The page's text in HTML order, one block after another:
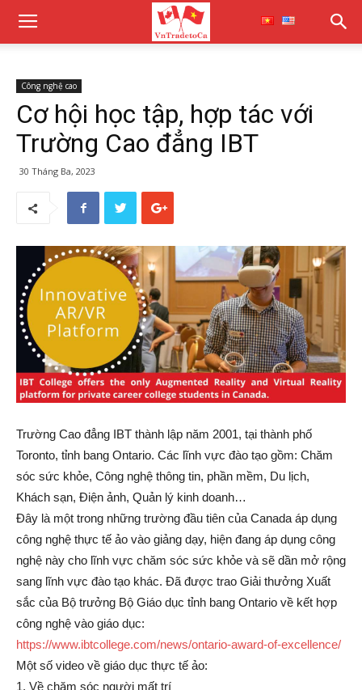
Công nghệ cao
Cơ hội học tập, hợp tác với
Trường Cao đẳng IBT
30 Tháng Ba, 2023
Trường Cao đẳng IBT thành lập năm 2001, tại thành phố
Toronto, tỉnh bang Ontario. Các lĩnh vực đào tạo gồm: Chăm
sóc sức khỏe, Công nghệ thông tin, phần mềm, Du lịch,
Khách sạn, Điện ảnh, Quản lý kinh doanh…
Đây là một trong những trường đầu tiên của Canada áp dụng
công nghệ thực tế ảo vào giảng dạy, hiện đang áp dụng công
nghệ này cho lĩnh vực chăm sóc sức khỏe và sẽ dần mở rộng
sang lĩnh vực đào tạo khác. Đã được trao Giải thưởng Xuất
sắc của Bộ trưởng Bộ Giáo dục tỉnh bang Ontario về kết hợp
công nghệ vào giáo dục:
https://www.ibtcollege.com/news/ontario-award-of-excellence/
Một số video về giáo dục thực tế ảo:
1. Về chăm sóc người mất trí